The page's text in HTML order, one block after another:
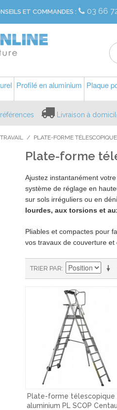
ET COMMANDES : 03 66
Profilé en aluminium Plaque
Livraison à
/ PLATE-FORME TÉLESCOPIQUE
Plate-forme
Ajustez instantanément
système de réglage en
sur sols irréguliers ou en
lourdes, aux torsions et
Pliables et compactes pour
vos travaux de couverture et
TRIER PAR
Plate-forme télescopique
aluminium PL SCOP